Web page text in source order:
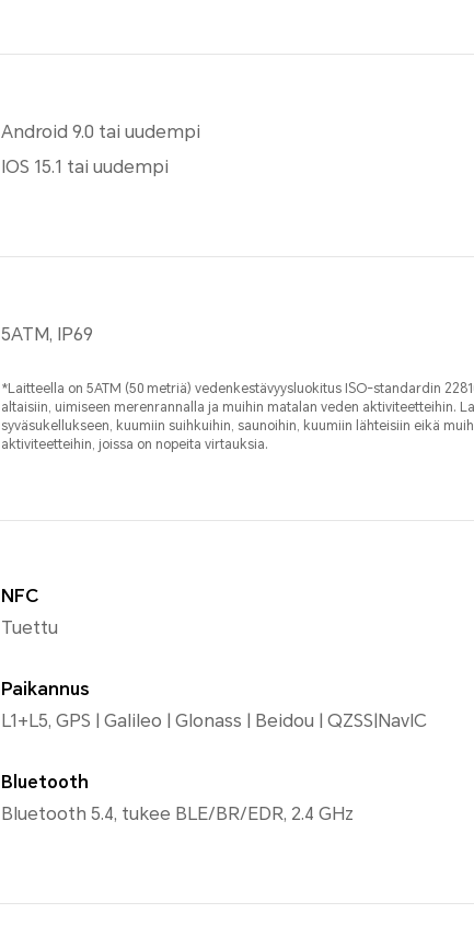
Android 9.0 tai uudempi
IOS 15.1 tai uudempi
5ATM, IP69
*Laitteella on 5ATM (50 metriä) vedenkestävyysluokitus ISO-standardin
altaisiin, uimiseen merenrannalla ja muihin matalan veden aktiviteetteihin.
syväsukellukseen, kuumiin suihkuihin, saunoihin, kuumiin lähteisiin eikä
aktiviteetteihin, joissa on nopeita virtauksia.
NFC
Tuettu
Paikannus
L1+L5, GPS | Galileo | Glonass | Beidou | QZSS|NavIC
Bluetooth
Bluetooth 5.4, tukee BLE/BR/EDR, 2.4 GHz